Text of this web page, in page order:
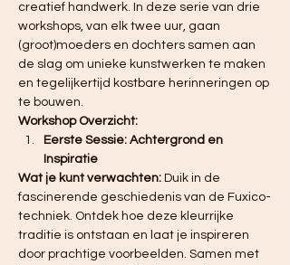
creatief handwerk. In deze serie van drie
workshops, van elk twee uur, gaan
(groot)moeders en dochters samen aan
de slag om unieke kunstwerken te maken
en tegelijkertijd kostbare herinneringen op
te bouwen.
Workshop Overzicht:
Eerste Sessie: Achtergrond en
Inspiratie
Wat je kunt verwachten: Duik in de
fascinerende geschiedenis van de Fuxico-
techniek. Ontdek hoe deze kleurrijke
traditie is ontstaan en laat je inspireren
door prachtige voorbeelden. Samen met